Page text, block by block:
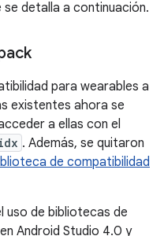
se detalla a continuación.
para wearables a
existentes ahora se
a ellas con el
. Además, se quitaron
de compatibilidad
uso de bibliotecas de
Android Studio 4.0 y